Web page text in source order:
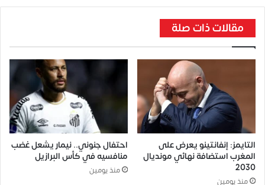
مقالات ذات صلة
التايمز: إنفانتينو يعرض على
المغرب استضافة نهائي مونديال
2030
منذ يومين
احتفال جنوني.. نيمار يشعل غضب
منافسيه في كأس البرازيل
منذ يومين